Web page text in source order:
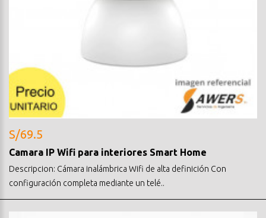
S/69.5
Camara IP Wifi para interiores Smart Home
Descripcion: Cámara inalámbrica Wifi de alta definición Con
configuración completa mediante un telé..